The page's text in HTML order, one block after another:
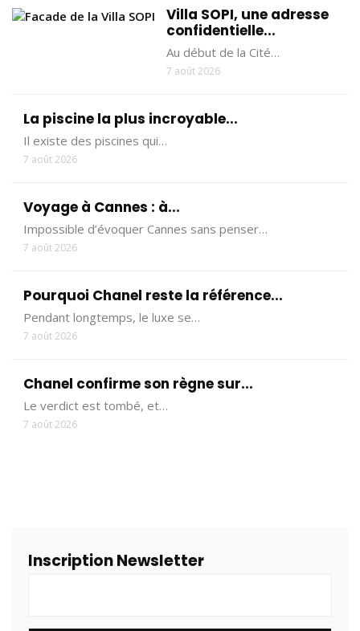
Villa SOPI, une adresse
confidentielle...
Au début de la Cité…
7 août 2026
La piscine la plus incroyable...
Il existe des piscines qui…
7 août 2026
Voyage à Cannes : à...
Impossible d’évoquer Cannes sans penser…
7 août 2026
Pourquoi Chanel reste la référence...
Pendant longtemps, le luxe se…
7 août 2026
Chanel confirme son règne sur...
Le verdict est tombé, et…
7 août 2026
Inscription Newsletter